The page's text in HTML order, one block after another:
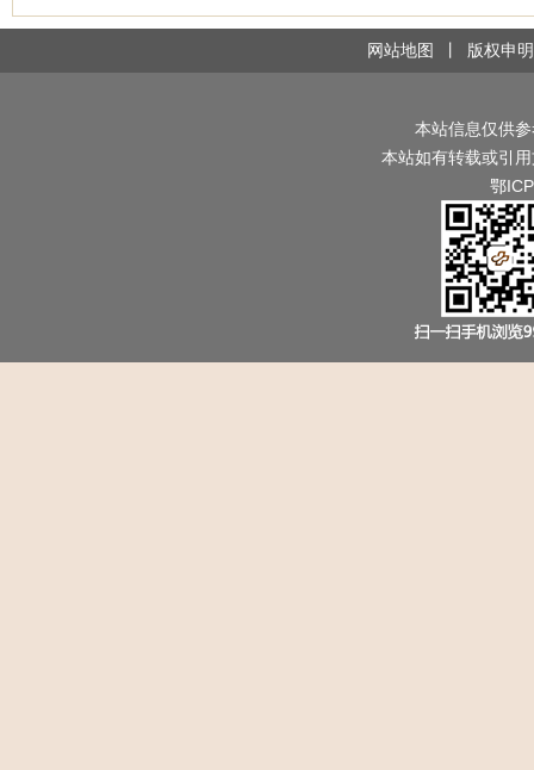
网站地图 版权申明
本站信息仅供
本站如有转载或引
鄂